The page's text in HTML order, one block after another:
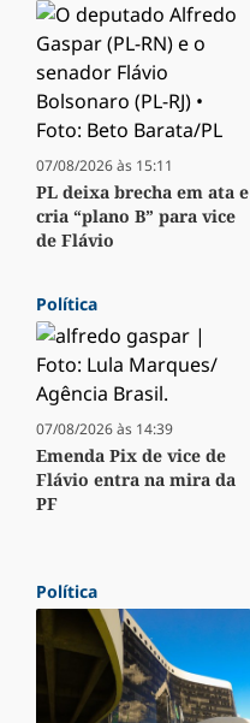
07/08/2026 às 15:11
PL deixa brecha em ata e
cria “plano B” para vice
de Flávio
Política
07/08/2026 às 14:39
Emenda Pix de vice de
Flávio entra na mira da
PF
Política